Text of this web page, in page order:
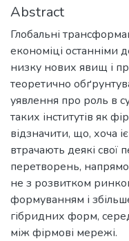
Abstract
Глобальні
економіці останніми
низку нових явищ і
теоретично
уявлення про роль в
таких інститутів як
відзначити, що, хоча
втрачають деякі свої
перетворень,
не з розвитком
формуванням і
гібридних форм,
між фірмові мережі.